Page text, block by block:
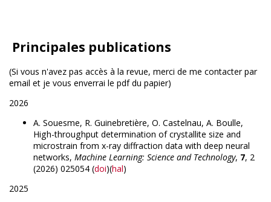
Principales publications
(Si vous n'avez pas accès à la revue, merci de me contacter par
email et je vous enverrai le pdf du papier)
2026
A. Souesme, R. Guinebretière, O. Castelnau, A. Boulle,
High-throughput determination of crystallite size and
microstrain from x-ray diffraction data with deep neural
networks, Machine Learning: Science and Technology, 7, 2
(2026) 025054 (doi)(hal)
2025